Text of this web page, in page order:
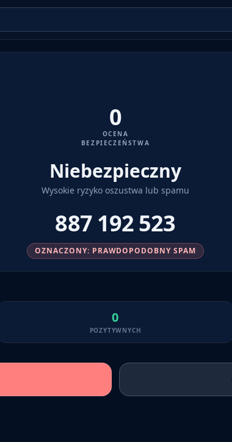
0
OCENA
BEZPIECZEŃSTWA
Niebezpieczny
Wysokie ryzyko oszustwa lub spamu
887 192 523
OZNACZONY: PRAWDOPODOBNY SPAM
0
POZYTYWNYCH